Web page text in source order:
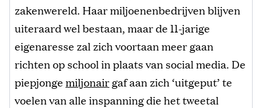
zakenwereld. Haar miljoenenbedrijven blijven
uiteraard wel bestaan, maar de 11-jarige
eigenaresse zal zich voortaan meer gaan
richten op school in plaats van social media. De
piepjongemiljonairgaf aan zich ‘uitgeput’ te
voelen van alle inspanning die het tweetal